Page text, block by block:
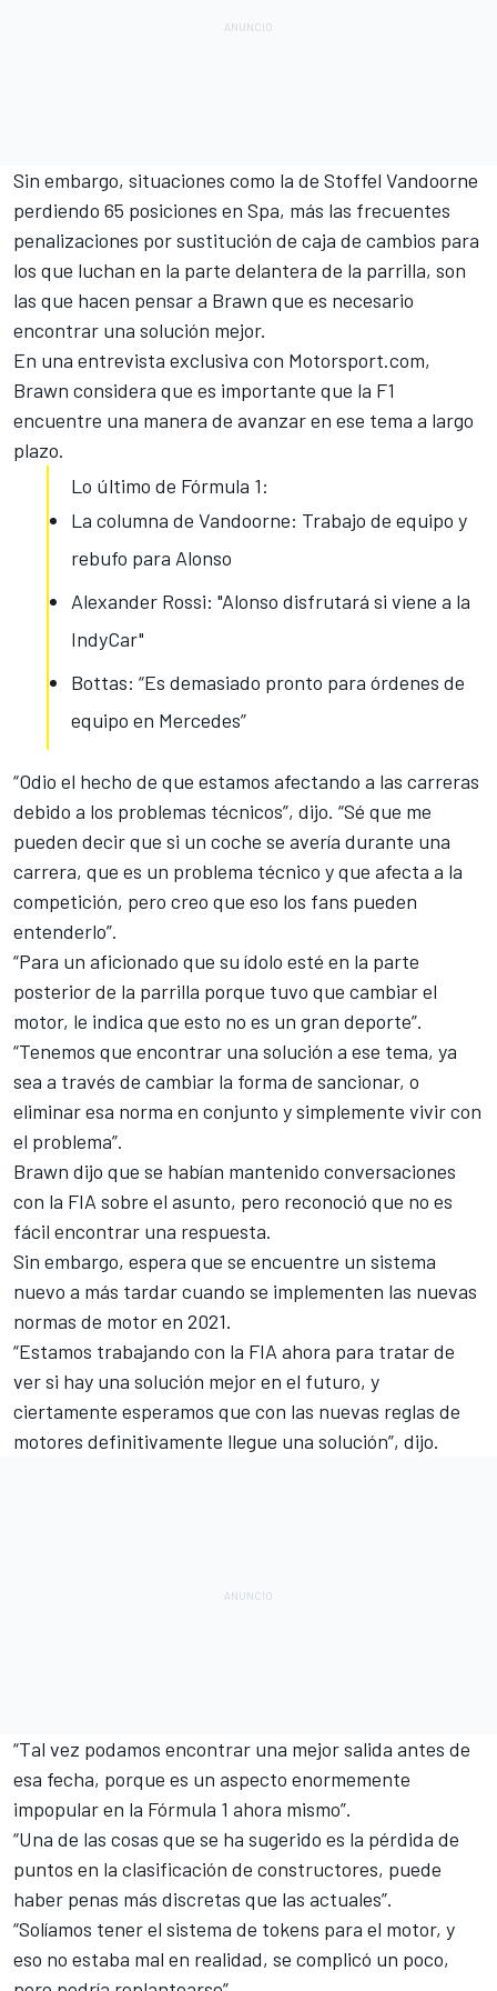
Sin embargo, situaciones como la de Stoffel Vandoorne
perdiendo 65 posiciones en Spa, más las frecuentes
penalizaciones por sustitución de caja de cambios para
los que luchan en la parte delantera de la parrilla, son
las que hacen pensar a Brawn que es necesario
encontrar una solución mejor.
En una entrevista exclusiva con Motorsport.com,
Brawn considera que es importante que la F1
encuentre una manera de avanzar en ese tema a largo
plazo.
Lo último de Fórmula 1:
La columna de Vandoorne: Trabajo de equipo y
rebufo para Alonso
Alexander Rossi: "Alonso disfrutará si viene a la
IndyCar"
Bottas: “Es demasiado pronto para órdenes de
equipo en Mercedes”
“Odio el hecho de que estamos afectando a las carreras
debido a los problemas técnicos”, dijo. “Sé que me
pueden decir que si un coche se avería durante una
carrera, que es un problema técnico y que afecta a la
competición, pero creo que eso los fans pueden
entenderlo”.
“Para un aficionado que su ídolo esté en la parte
posterior de la parrilla porque tuvo que cambiar el
motor, le indica que esto no es un gran deporte”.
“Tenemos que encontrar una solución a ese tema, ya
sea a través de cambiar la forma de sancionar, o
eliminar esa norma en conjunto y simplemente vivir con
el problema”.
Brawn dijo que se habían mantenido conversaciones
con la FIA sobre el asunto, pero reconoció que no es
fácil encontrar una respuesta.
Sin embargo, espera que se encuentre un sistema
nuevo a más tardar cuando se implementen las nuevas
normas de motor en 2021.
“Estamos trabajando con la FIA ahora para tratar de
ver si hay una solución mejor en el futuro, y
ciertamente esperamos que con las nuevas reglas de
motores definitivamente llegue una solución”, dijo.
“Tal vez podamos encontrar una mejor salida antes de
esa fecha, porque es un aspecto enormemente
impopular en la Fórmula 1 ahora mismo”.
“Una de las cosas que se ha sugerido es la pérdida de
puntos en la clasificación de constructores, puede
haber penas más discretas que las actuales”.
“Solíamos tener el sistema de tokens para el motor, y
eso no estaba mal en realidad, se complicó un poco,